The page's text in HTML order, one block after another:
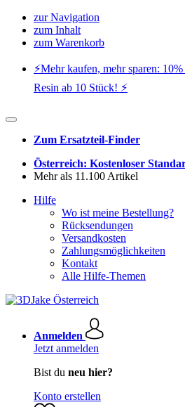
zur Navigation
zum Inhalt
zum Warenkorb
⚡️Mehr kaufen, mehr sparen:
Resin ab 10 Stück! ⚡️
Zum Ersatzteil-Finder
Österreich: Kostenloser
Mehr als 11.100 Artikel
Hilfe
Wo ist meine Bestellung?
Rücksendungen
Versandkosten
Zahlungsmöglichkeiten
Kontakt
Alle Hilfe-Themen
Anmelden
Jetzt anmelden
Bist du neu hier?
Konto erstellen